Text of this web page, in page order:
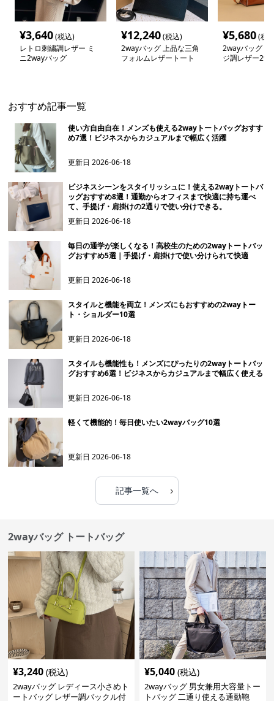
¥3,640(税込)
レトロ刺繍調レザー ミ
ニ2wayバッグ
¥12,240(税込)
2wayバッグ 上品な三角
フォルムレザートート
¥5,680(税
2wayバッグ ヴ
ジ調レザー
おすすめ記事一覧
使い方自由自在！メンズも使える2wayトートバッグおすす
め7選！ビジネスからカジュアルまで幅広く活躍
更新日2026-06-18
ビジネスシーンをスタイリッシュに！使える2wayトートバ
ッグおすすめ8選！通勤からオフィスまで快適に持ち運べ
て、手提げ・肩掛けの2通りで使い分けできる。
更新日2026-06-18
毎日の通学が楽しくなる！高校生のための2wayトートバッ
グおすすめ5選｜手提げ・肩掛けで使い分けられて快適
更新日2026-06-18
スタイルと機能を両立！メンズにもおすすめの2wayトー
ト・ショルダー10選
更新日2026-06-18
スタイルも機能性も！メンズにぴったりの2wayトートバッ
グおすすめ6選！ビジネスからカジュアルまで幅広く使える
更新日2026-06-18
軽くて機能的！毎日使いたい2wayバッグ10選
更新日2026-06-18
記事一覧へ ›
2wayバッグ トートバッグ
¥3,240 (税込)
2wayバッグ レディース小さめト
ートバッグ レザー調バックル付
¥5,040 (税込)
2wayバッグ 男女兼用大容量トー
トバッグ 二通り使える通勤鞄